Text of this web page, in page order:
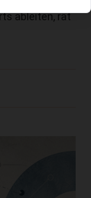
ableiten, rät